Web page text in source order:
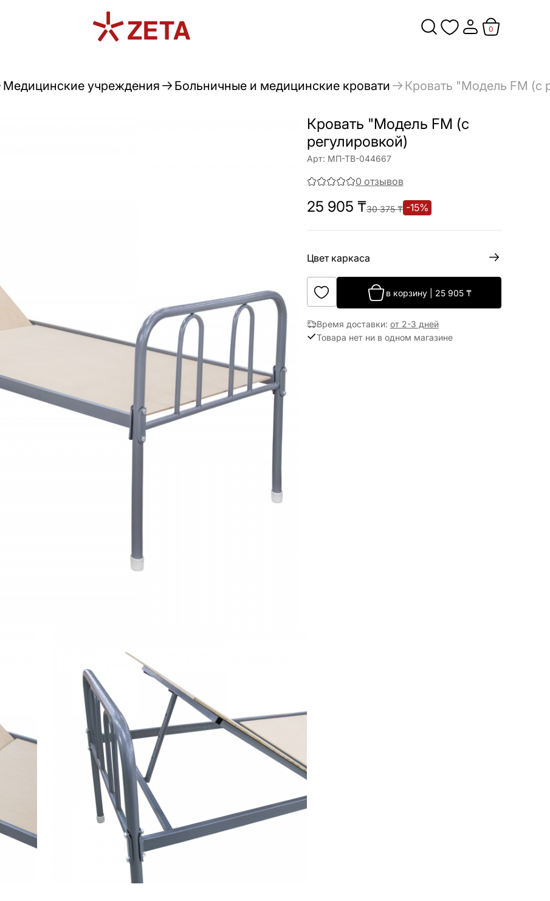
0
Медицинские учреждения Больничные и медицинские кровати Кровать "Модель FM (с
Кровать "Модель FM (с
регулировкой)
Арт: МП-ТВ-044667
0 отзывов
25 905 ₸30 375₸ -15%
Цвет каркаса
в корзину| 25 905₸
Время доставки: от 2-3 дней
Товара нет ни в одном магазине